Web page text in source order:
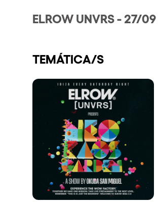
elrow Island 2026
Espectáculos
Our Creative
Music
Sostenibilidad
Quienes somos
ELROW UNVRS - 27/09
TEMÁTICA/S